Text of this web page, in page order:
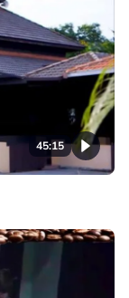
45:15